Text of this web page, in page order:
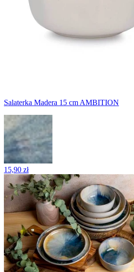
Salaterka Madera 15 cm AMBITION
15,90 zł